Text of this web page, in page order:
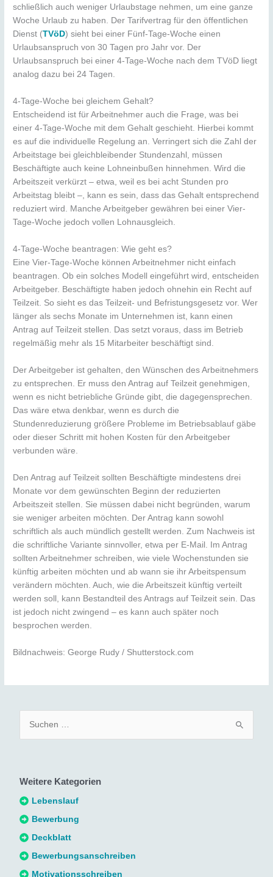
schließlich auch weniger Urlaubstage nehmen, um eine ganze
Woche Urlaub zu haben. Der Tarifvertrag für den öffentlichen
Dienst (TVöD) sieht bei einer Fünf-Tage-Woche einen
Urlaubsanspruch von 30 Tagen pro Jahr vor. Der
Urlaubsanspruch bei einer 4-Tage-Woche nach dem TVöD liegt
analog dazu bei 24 Tagen.
4-Tage-Woche bei gleichem Gehalt?
Entscheidend ist für Arbeitnehmer auch die Frage, was bei
einer 4-Tage-Woche mit dem Gehalt geschieht. Hierbei kommt
es auf die individuelle Regelung an. Verringert sich die Zahl der
Arbeitstage bei gleichbleibender Stundenzahl, müssen
Beschäftigte auch keine Lohneinbußen hinnehmen. Wird die
Arbeitszeit verkürzt – etwa, weil es bei acht Stunden pro
Arbeitstag bleibt –, kann es sein, dass das Gehalt entsprechend
reduziert wird. Manche Arbeitgeber gewähren bei einer Vier-
Tage-Woche jedoch vollen Lohnausgleich.
4-Tage-Woche beantragen: Wie geht es?
Eine Vier-Tage-Woche können Arbeitnehmer nicht einfach
beantragen. Ob ein solches Modell eingeführt wird, entscheiden
Arbeitgeber. Beschäftigte haben jedoch ohnehin ein Recht auf
Teilzeit. So sieht es das Teilzeit- und Befristungsgesetz vor. Wer
länger als sechs Monate im Unternehmen ist, kann einen
Antrag auf Teilzeit stellen. Das setzt voraus, dass im Betrieb
regelmäßig mehr als 15 Mitarbeiter beschäftigt sind.
Der Arbeitgeber ist gehalten, den Wünschen des Arbeitnehmers
zu entsprechen. Er muss den Antrag auf Teilzeit genehmigen,
wenn es nicht betriebliche Gründe gibt, die dagegensprechen.
Das wäre etwa denkbar, wenn es durch die
Stundenreduzierung größere Probleme im Betriebsablauf gäbe
oder dieser Schritt mit hohen Kosten für den Arbeitgeber
verbunden wäre.
Den Antrag auf Teilzeit sollten Beschäftigte mindestens drei
Monate vor dem gewünschten Beginn der reduzierten
Arbeitszeit stellen. Sie müssen dabei nicht begründen, warum
sie weniger arbeiten möchten. Der Antrag kann sowohl
schriftlich als auch mündlich gestellt werden. Zum Nachweis ist
die schriftliche Variante sinnvoller, etwa per E-Mail. Im Antrag
sollten Arbeitnehmer schreiben, wie viele Wochenstunden sie
künftig arbeiten möchten und ab wann sie ihr Arbeitspensum
verändern möchten. Auch, wie die Arbeitszeit künftig verteilt
werden soll, kann Bestandteil des Antrags auf Teilzeit sein. Das
ist jedoch nicht zwingend – es kann auch später noch
besprochen werden.
Bildnachweis: George Rudy / Shutterstock.com
e
n
n
a
c
Weitere Kategorien
Lebenslauf
Bewerbung
Deckblatt
Bewerbungsanschreiben
Motivationsschreiben